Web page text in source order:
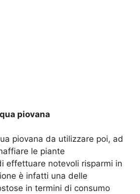
piovana
piovana da utilizzare poi, ad
le piante
effettuare notevoli risparmi in
è infatti una delle
in termini di consumo